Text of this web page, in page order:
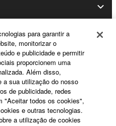
para garantir a
monitorizar o
e publicidade e permitir
proporcionem uma
Além disso,
a sua utilização do nosso
de publicidade, redes
"Aceitar todos os cookies",
e outras tecnologias.
a utilização de cookies